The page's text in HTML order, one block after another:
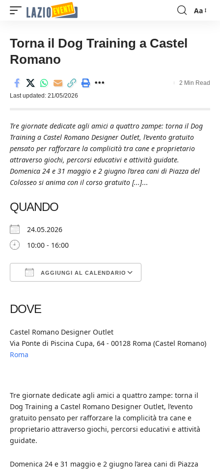
Font
Aa
Torna il Dog Training a Castel
Romano
Last updated: 21/05/2026
2 Min Read
Tre giornate dedicate agli amici a quattro zampe: torna il Dog
Training a Castel Romano Designer Outlet, l’evento gratuito
pensato per rafforzare la complicità tra cane e proprietario
attraverso giochi, percorsi educativi e attività guidate.
Domenica 24 e 31 maggio e 2 giugno l’area cani di Piazza del
Colosseo si anima con il corso gratuito [...]...
QUANDO
24.05.2026
10:00 - 16:00
AGGIUNGI AL CALENDARIO
DOVE
Castel Romano Designer Outlet
Via Ponte di Piscina Cupa, 64 - 00128 Roma (Castel Romano)
Roma
Tre giornate dedicate agli amici a quattro zampe: torna il
Dog Training a Castel Romano Designer Outlet, l’evento
gratuito pensato per rafforzare la complicità tra cane e
proprietario attraverso giochi, percorsi educativi e attività
guidate.
Domenica 24 e 31 maggio e 2 giugno l’area cani di Piazza